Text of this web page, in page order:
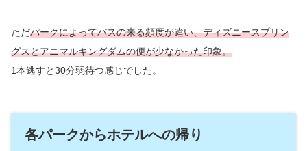
ただパークによってバスの来る頻度が違い、ディズニースプリン
グスとアニマルキングダムの便が少なかった印象。
1本逃すと30分弱待つ感じでした。
各パークからホテルへの帰り